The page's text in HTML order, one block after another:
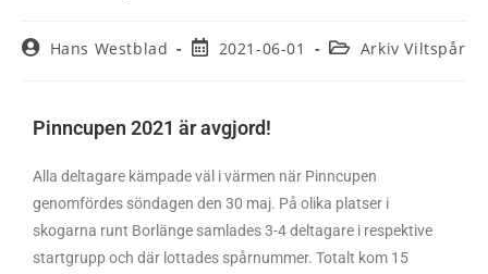
Hans Westblad 2021-06-01 Arkiv Viltspår
Pinncupen 2021 är avgjord!
Alla deltagare kämpade väl i värmen när Pinncupen
genomfördes söndagen den 30 maj. På olika platser i
skogarna runt Borlänge samlades 3-4 deltagare i respektive
startgrupp och där lottades spårnummer. Totalt kom 15